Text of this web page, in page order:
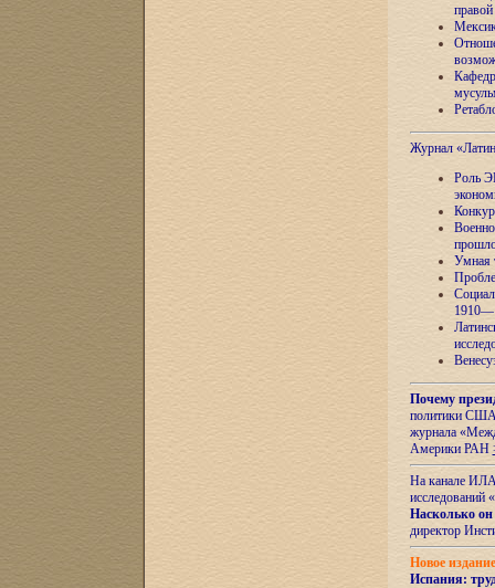
Журнал
Роль
Умная
Почему
политики США
журнала
Америки РАН
На канале ИЛА
исследований «
Насколько он
директор
Новое
Испания: